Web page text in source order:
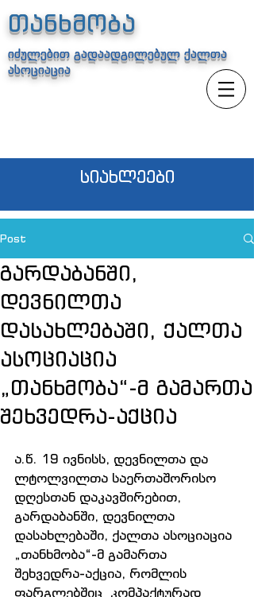
თანხმობა
იძულებით გადაადგილებულ ქალთა
ასოციაცია
სიახლეები
Post
გარდაბანში,
დევნილთა
დასახლებაში, ქალთა
ასოციაცია
„თანხმობა“-მ გამართა
შეხვედრა-აქცია
ა.წ. 19 ივნისს, დევნილთა და
ლტოლვილთა საერთაშორისო
დღესთან დაკავშირებით,
გარდაბანში, დევნილთა
დასახლებაში, ქალთა ასოციაცია
„თანხმობა“-მ გამართა
შეხვედრა-აქცია, რომლის
ფარგლებშიც  კომპაქტურად